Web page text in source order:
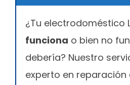
¿Tu electrodoméstico
funciona o bien no
debería? Nuestro
experto en